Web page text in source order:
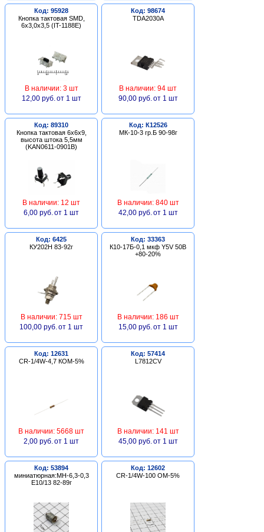
Код: 95928
Кнопка тактовая SMD,
6х3,0х3,5 (IT-1188E)
В наличии: 3 шт
12,00 руб. от 1 шт
Код: 98674
TDA2030A
В наличии: 94 шт
90,00 руб. от 1 шт
Код: 89310
Кнопка тактовая 6х6х9,
высота штока 5,5мм
(KAN0611-0901B)
В наличии: 12 шт
6,00 руб. от 1 шт
Код: К12526
МК-10-3 гр.Б 90-98г
В наличии: 840 шт
42,00 руб. от 1 шт
Код: 6425
КУ202Н 83-92г
В наличии: 715 шт
100,00 руб. от 1 шт
Код: 33363
К10-17Б-0,1 мкф Y5V 50В
+80-20%
В наличии: 186 шт
15,00 руб. от 1 шт
Код: 12631
CR-1/4W-4,7 КОМ-5%
В наличии: 5668 шт
2,00 руб. от 1 шт
Код: 57414
L7812CV
В наличии: 141 шт
45,00 руб. от 1 шт
Код: 53894
миниатюрная:МН-6,3-0,3
Е10/13 82-89г
Код: 12602
CR-1/4W-100 ОМ-5%